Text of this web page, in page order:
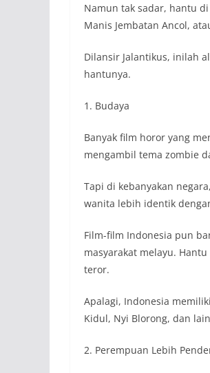
Namun tak sadar, hantu
Manis Jembatan Ancol,
Dilansir Jalantikus, inilah
hantunya.
1. Budaya
Banyak film horor yang
mengambil tema zombie
Tapi di kebanyakan
wanita lebih identik
Film-film Indonesia pun
masyarakat melayu.
teror.
Apalagi, Indonesia
Kidul, Nyi Blorong, dan
2. Perempuan Lebih